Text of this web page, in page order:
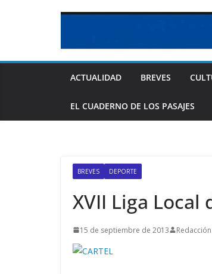
ACTUALIDAD BREVES
EL CUADERNO DE LOS PASAJES
BREVES DEPORTE
XVII Liga Local
15 de septiembre de 2013 Redacción